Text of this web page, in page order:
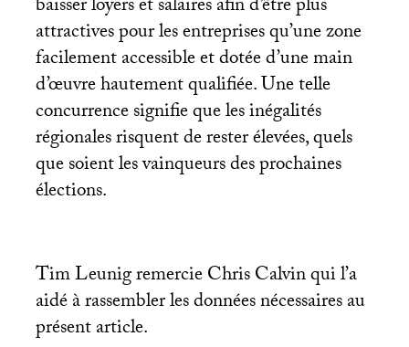
baisser loyers et salaires afin d’être plus
attractives pour les entreprises qu’une zone
facilement accessible et dotée d’une main
d’œuvre hautement qualifiée. Une telle
concurrence signifie que les inégalités
régionales risquent de rester élevées, quels
que soient les vainqueurs des prochaines
élections.
Tim Leunig remercie Chris Calvin qui l’a
aidé à rassembler les données nécessaires au
présent article.